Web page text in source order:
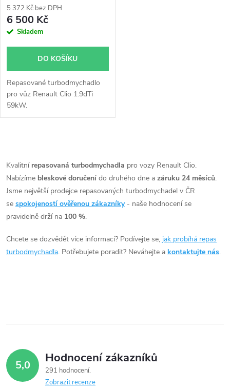
5 372 Kč bez DPH
6 500 Kč
Skladem
DO KOŠÍKU
Repasované turbodmychadlo
pro vůz Renault Clio 1.9dTi
59kW.
v
l
á
a
v
k
Kvalitní repasovaná turbodmychadla pro vozy Renault Clio.
Nabízíme bleskové doručení do druhého dne a záruku 24 měsíců.
Jsme největší prodejce repasovaných turbodmychadel v ČR
se spokojeností ověřenou zákazníky - naše hodnocení se
pravidelně drží na 100 %.
Chcete se dozvědět více informací? Podívejte se, jak probíhá repas
turbodmychadla. Potřebujete poradit? Neváhejte a kontaktujte nás.
5,0 Hodnocení zákazníků
291 hodnocení
Zobrazit recenze